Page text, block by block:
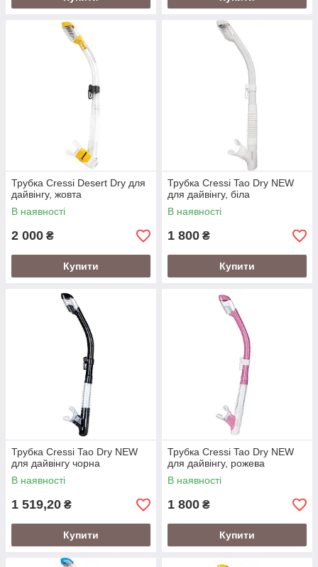
Трубка Cressi Desert Dry для
дайвінгу, жовта
В наявності
2 000 ₴
Купити
Трубка Cressi Tao Dry NEW
для дайвінгу, біла
В наявності
1 800 ₴
Купити
Трубка Cressi Tao Dry NEW
для дайвінгу чорна
В наявності
1 519,20 ₴
Купити
Трубка Cressi Tao Dry NEW
для дайвінгу, рожева
В наявності
1 800 ₴
Купити